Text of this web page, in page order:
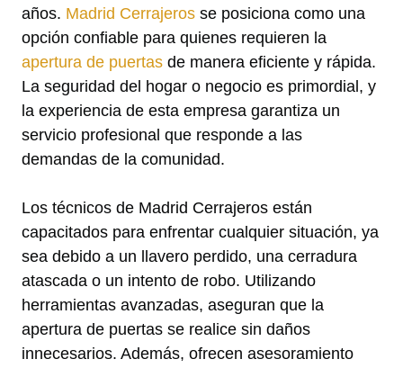
años. Madrid Cerrajeros se posiciona como una
opción confiable para quienes requieren la
apertura de puertas de manera eficiente y rápida.
La seguridad del hogar o negocio es primordial, y
la experiencia de esta empresa garantiza un
servicio profesional que responde a las
demandas de la comunidad.
Los técnicos de Madrid Cerrajeros están
capacitados para enfrentar cualquier situación, ya
sea debido a un llavero perdido, una cerradura
atascada o un intento de robo. Utilizando
herramientas avanzadas, aseguran que la
apertura de puertas se realice sin daños
innecesarios. Además, ofrecen asesoramiento